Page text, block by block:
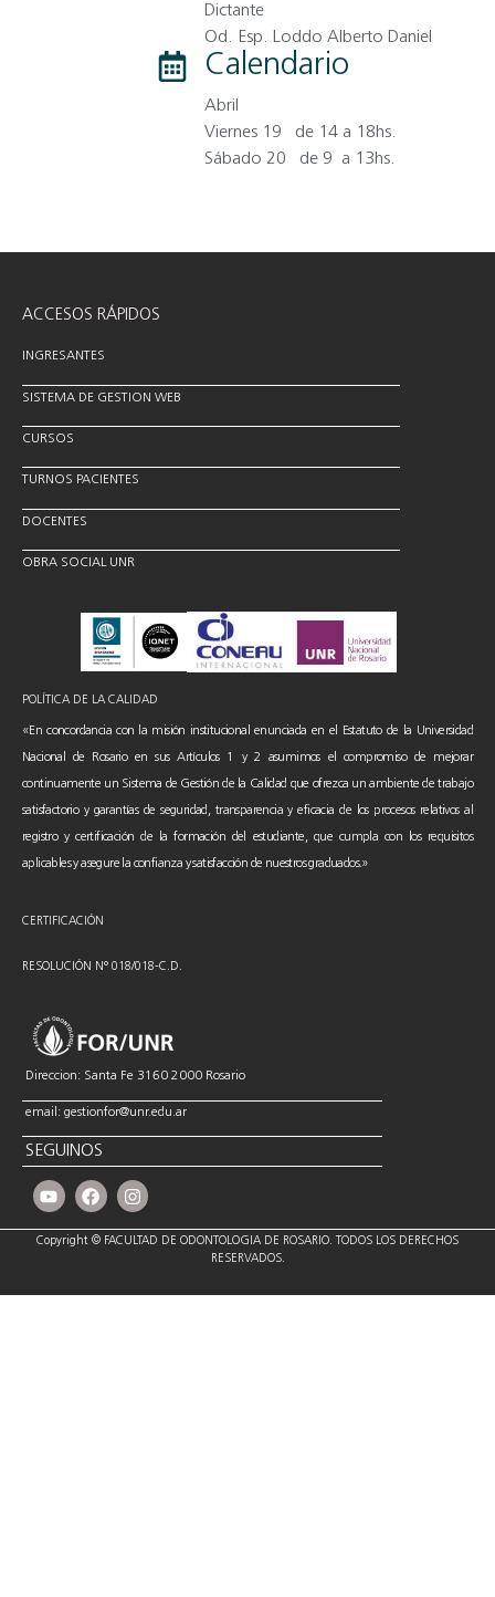
Dictante
Od. Esp. Loddo Alberto Daniel
Calendario
Abril
Viernes 19
de 14 a 18hs.
Sábado 20
de 9 a 13hs.
ACCESOS RÁPIDOS
INGRESANTES
SISTEMA DE GESTION WEB
CURSOS
TURNOS PACIENTES
DOCENTES
OBRA SOCIAL UNR
POLÍTICA DE LA CALIDAD
«En concordancia con la misión institucional enunciada en el Estatuto de la Universidad
Nacional de Rosario en sus Artículos 1 y 2 asumimos el compromiso de mejorar
continuamente un Sistema de Gestión de la Calidad que ofrezca un ambiente de trabajo
satisfactorio y garantías de seguridad, transparencia y eficacia de los procesos relativos al
registro y certificación de la formación del estudiante, que cumpla con los requisitos
aplicables y asegure la confianza y satisfacción de nuestros graduados.»
CERTIFICACIÓN
RESOLUCIÓN N° 018/018-C.D.
Direccion: Santa Fe 3160 2000 Rosario
email: gestionfor@unr.edu.ar
SEGUINOS
Copyright © FACULTAD DE ODONTOLOGIA DE ROSARIO. TODOS LOS DERECHOS
RESERVADOS.